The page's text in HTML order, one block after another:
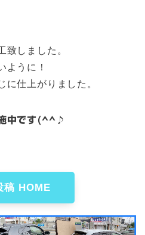
致しました。
ように！
に仕上がりました。
中です(^^♪
稿 HOME